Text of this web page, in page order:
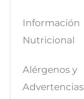
Información
Nutricional
Alérgenos y
Advertencias